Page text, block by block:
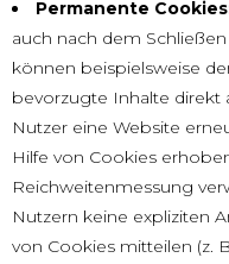
Permanente
auch nach dem
können beispielsweise
bevorzugte Inhalte direkt
Nutzer eine Website
Hilfe von Cookies
Reichweitenmessung
Nutzern keine expliziten
von Cookies mitteilen (z.